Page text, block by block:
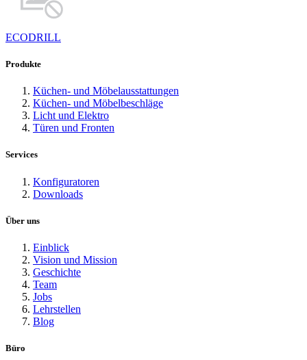
ECODRILL
Produkte
Küchen- und Möbelausstattungen
Küchen- und Möbelbeschläge
Licht und Elektro
Türen und Fronten
Services
Konfiguratoren
Downloads
Über uns
Einblick
Vision und Mission
Geschichte
Team
Jobs
Lehrstellen
Blog
Büro